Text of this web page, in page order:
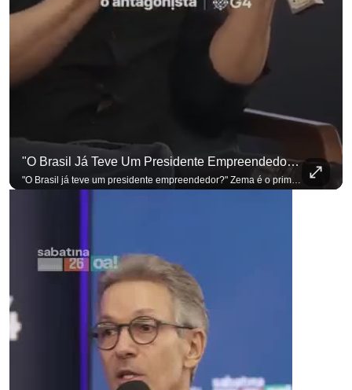
"O Brasil Já Teve Um Presidente Empreendedor?"
"O Brasil já teve um presidente empreendedor?" Zema é o primeiro a sentar na cadeira. Outros três presidenciáveis ainda vão passar por ela. A Sabatina Presidencial está no ar, com perguntas que vieram de uma pesquisa inédita com empresários. Acompanhe AO VIVO no YouTube do G4 Business. Se você busca informação com credibilidade, inscreva-se agora e ative o